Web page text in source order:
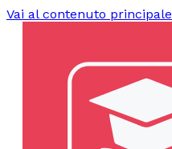
Vai al contenuto principale